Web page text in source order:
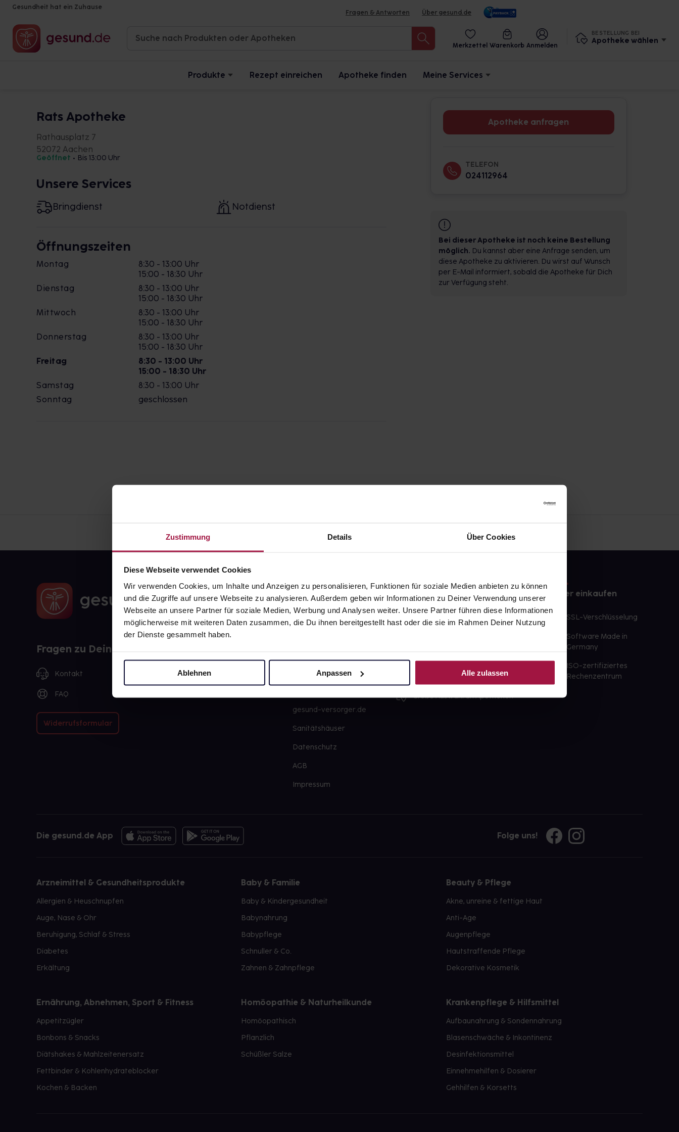
Zustimmung Details Über Cookies
Diese Webseite verwendet Cookies
Wir verwenden Cookies, um Inhalte und Anzeigen zu personalisieren, Funktionen für soziale Medien anbieten zu können
und die Zugriffe auf unsere Webseite zu analysieren. Außerdem geben wir Informationen zu Deiner Verwendung unserer
Webseite an unsere Partner für soziale Medien, Werbung und Analysen weiter. Unsere Partner führen diese Informationen
möglicherweise mit weiteren Daten zusammen, die Du ihnen bereitgestellt hast oder die sie im Rahmen Deiner Nutzung
der Dienste gesammelt haben.
Ablehnen Anpassen Alle zulassen
Gesundheit hat ein Zuhause
Fragen & Antworten Über gesund.de
Merkzettel Warenkorb Anmelden
BESTELLUNG BEI
Apotheke wählen
Produkte Rezept einreichen Apotheke finden Meine Services
Rats Apotheke
Rathausplatz 7
52072 Aachen
Geöffnet • Bis 13:00 Uhr
Unsere Services
Bringdienst Notdienst
Öffnungszeiten
Montag
8:30 - 13:00 Uhr
15:00 - 18:30 Uhr
Dienstag
8:30 - 13:00 Uhr
15:00 - 18:30 Uhr
Mittwoch
8:30 - 13:00 Uhr
15:00 - 18:30 Uhr
Donnerstag
8:30 - 13:00 Uhr
15:00 - 18:30 Uhr
Freitag
8:30 - 13:00 Uhr
15:00 - 18:30 Uhr
Samstag
8:30 - 13:00 Uhr
Sonntag
geschlossen
Apotheke anfragen
TELEFON
024112964
Bei dieser Apotheke ist noch keine Bestellung
möglich. Du kannst aber eine Anfrage senden, um
diese Apotheke zu aktivieren. Du wirst auf Wunsch
per E-Mail informiert, sobald die Apotheke für Dich
zur Verfügung steht.
Fragen zu Deiner Bestellung?
Kontakt
FAQ
Widerrufsformular
gesund.de
Über uns
Barrierefreiheitserklärung
gesund-versorger.de
Sanitätshäuser
Datenschutz
AGB
Impressum
Unsere Vorteile
sofort abholbereit
Freie Wahl der Apotheke
Große Auswahl an Apotheken
Sicher einkaufen
SSL-Verschlüsselung
Software Made in
Germany
ISO-zertifiziertes
Rechenzentrum
Die gesund.de App Folge uns!
Arzneimittel & Gesundheitsprodukte
Allergien & Heuschnupfen
Auge, Nase & Ohr
Beruhigung, Schlaf & Stress
Diabetes
Erkältung
Baby & Familie
Baby & Kindergesundheit
Babynahrung
Babypflege
Schnuller & Co.
Zahnen & Zahnpflege
Beauty & Pflege
Akne, unreine & fettige Haut
Anti-Age
Augenpflege
Hautstraffende Pflege
Dekorative Kosmetik
Ernährung, Abnehmen, Sport & Fitness
Appetitzügler
Bonbons & Snacks
Diätshakes & Mahlzeitenersatz
Fettbinder & Kohlenhydrateblocker
Kochen & Backen
Homöopathie & Naturheilkunde
Homöopathisch
Pflanzlich
Schüßler Salze
Krankenpflege & Hilfsmittel
Aufbaunahrung & Sondennahrung
Blasenschwäche & Inkontinenz
Desinfektionsmittel
Einnehmehilfen & Dosierer
Gehhilfen & Korsetts